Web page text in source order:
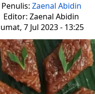
Penulis: Zaenal Abidin
Editor: Zaenal Abidin
7 Jul 2023 - 13:25